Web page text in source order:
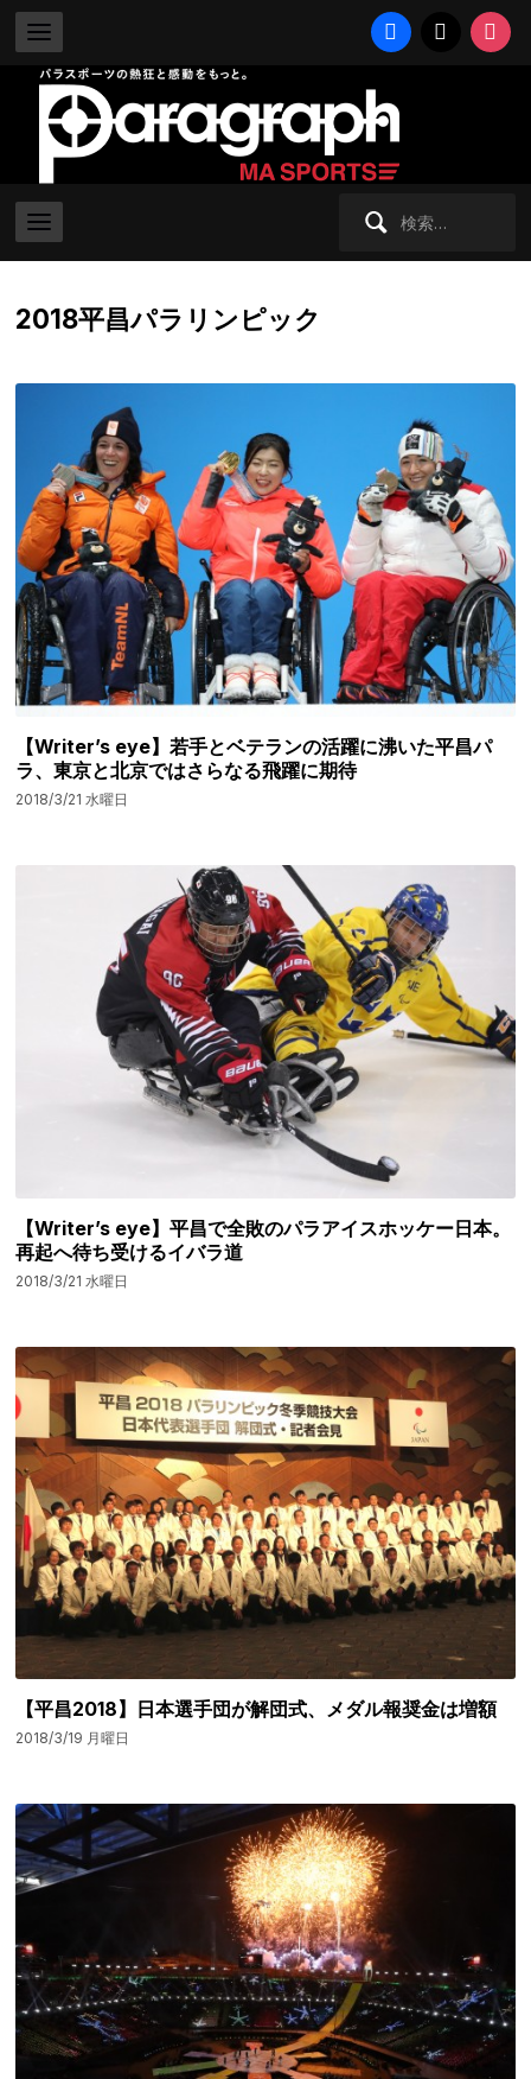
facebook
2018平昌パラリンピック
【Writer’s eye】若手とベテランの活躍に沸いた平昌パ
ラ、東京と北京ではさらなる飛躍に期待
2018/3/21 水曜日
【Writer’s eye】平昌で全敗のパラアイスホッケー日本。
再起へ待ち受けるイバラ道
2018/3/21 水曜日
【平昌2018】日本選手団が解団式、メダル報奨金は増額
2018/3/19 月曜日